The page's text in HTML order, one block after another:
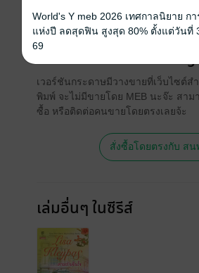
ราคาปก 245
สนใจเวอร์ชันกระดาษ เชิ
เวอร์ชันกระดาษมีวางขายที่เว็บไซต์ส
พิมพ์ จะไม่มีขายโดย MEB นะจ๊ะ สาม
ซื้อ หรือติดต่อคนขายโดยตรงเลยจ้ะ
สั่งซื้อโดยตรงกับ สน
เล่มอื่นๆ ในซีรีส์
World's Y meb 2026 เทศกาลนิยาย ก
แห่งปี ลดสุดฟิน สูงสุด 80% ตั้งแต่วันที่
69